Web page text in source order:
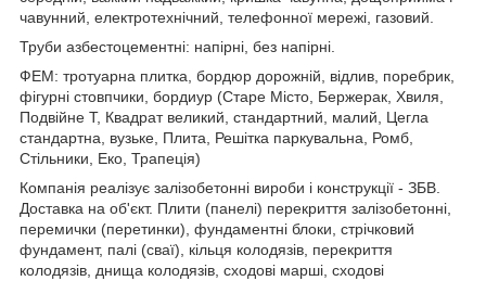
чавунний, електротехнічний, телефонної мережі, газовий.
Труби азбестоцементні: напірні, без напірні.
ФЕМ: тротуарна плитка, бордюр дорожній, відлив, поребрик,
фігурні стовпчики, бордиур (Старе Місто, Бержерак, Хвиля,
Подвійне Т, Квадрат великий, стандартний, малий, Цегла
стандартна, вузьке, Плита, Решітка паркувальна, Ромб,
Стільники, Еко, Трапеція)
Компанія реалізує залізобетонні вироби і конструкції - ЗБВ.
Доставка на об'єкт. Плити (панелі) перекриття залізобетонні,
перемички (перетинки), фундаментні блоки, стрічковий
фундамент, палі (сваї), кільця колодязів, перекриття
колодязів, днища колодязів, сходові марші, сходові